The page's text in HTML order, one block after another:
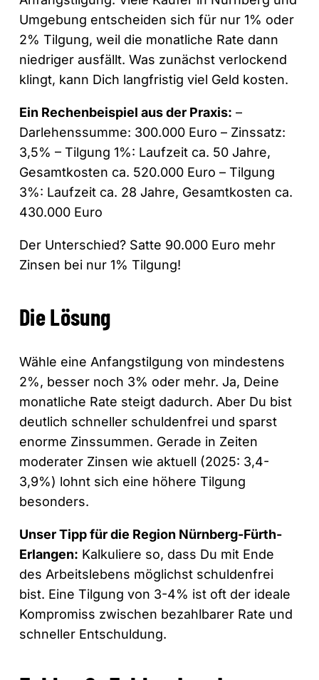
Umgebung entscheiden sich für nur 1% oder
2% Tilgung, weil die monatliche Rate dann
niedriger ausfällt. Was zunächst verlockend
klingt, kann Dich langfristig viel Geld kosten.
Ein Rechenbeispiel aus der Praxis: –
Darlehenssumme: 300.000 Euro – Zinssatz:
3,5% – Tilgung 1%: Laufzeit ca. 50 Jahre,
Gesamtkosten ca. 520.000 Euro – Tilgung
3%: Laufzeit ca. 28 Jahre, Gesamtkosten ca.
430.000 Euro
Der Unterschied? Satte 90.000 Euro mehr
Zinsen bei nur 1% Tilgung!
Die Lösung
Wähle eine Anfangstilgung von mindestens
2%, besser noch 3% oder mehr. Ja, Deine
monatliche Rate steigt dadurch. Aber Du bist
deutlich schneller schuldenfrei und sparst
enorme Zinssummen. Gerade in Zeiten
moderater Zinsen wie aktuell (2025: 3,4-
3,9%) lohnt sich eine höhere Tilgung
besonders.
Unser Tipp für die Region Nürnberg-Fürth-
Erlangen: Kalkuliere so, dass Du mit Ende
des Arbeitslebens möglichst schuldenfrei
bist. Eine Tilgung von 3-4% ist oft der ideale
Kompromiss zwischen bezahlbarer Rate und
schneller Entschuldung.